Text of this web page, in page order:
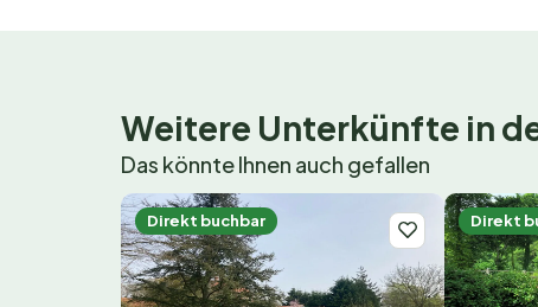
Weitere Unterkünfte in
Das könnte Ihnen auch gefallen
Direkt buchbar Direkt